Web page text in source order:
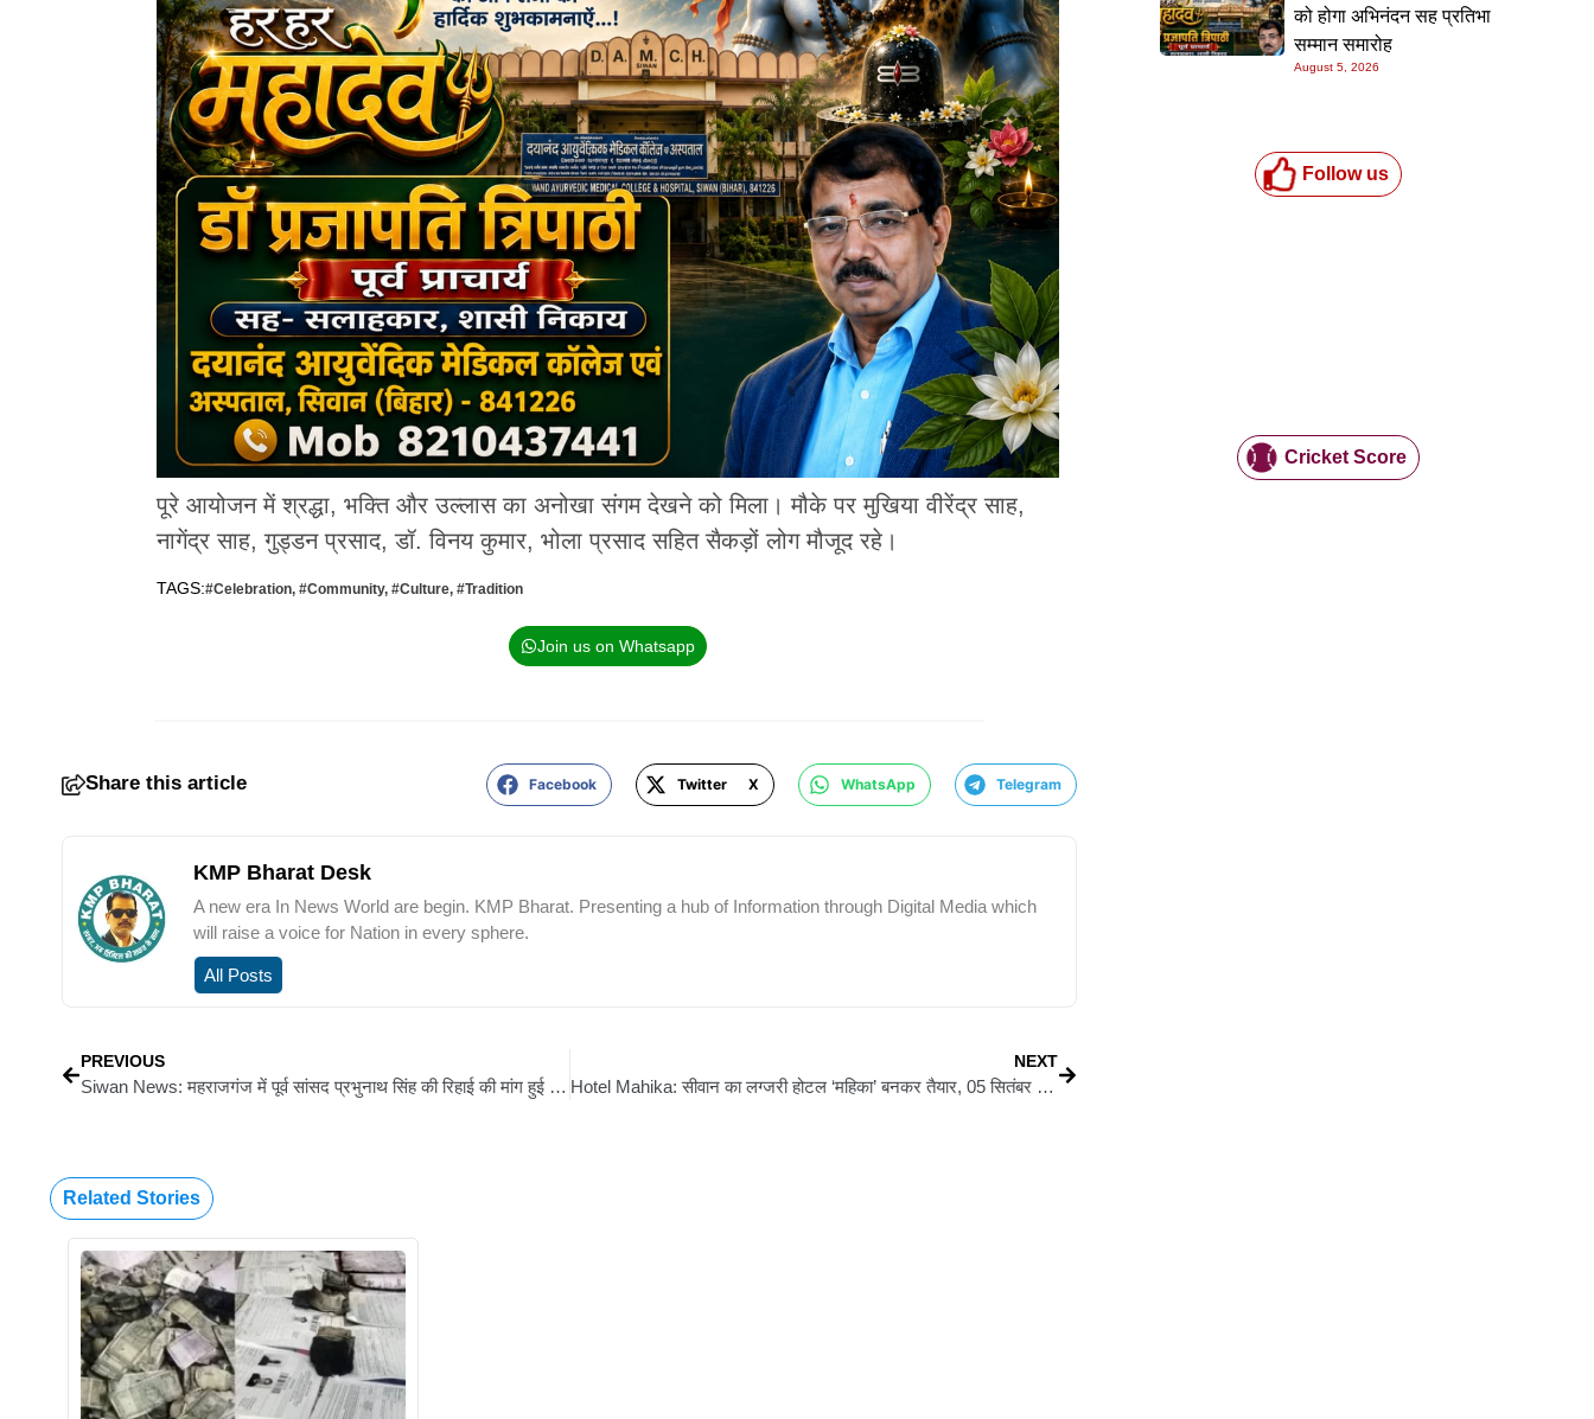
पूरे आयोजन में श्रद्धा, भक्ति और उल्लास का अनोखा संगम देखने को मिला। मौके पर मुखिया वीरेंद्र साह,
नागेंद्र साह, गुड्डन प्रसाद, डॉ. विनय कुमार, भोला प्रसाद सहित सैकड़ों लोग मौजूद रहे।
TAGS:#Celebration, #Community, #Culture, #Tradition
Join us on Whatsapp
Share this article Facebook Twitter X WhatsApp Telegram
KMP Bharat Desk
A new era In News World are begin. KMP Bharat. Presenting a hub of Information through Digital Media which
will raise a voice for Nation in every sphere.
All Posts
PREVIOUS
Siwan News: महराजगंज में पूर्व सांसद प्रभुनाथ सिंह की रिहाई की मांग हुई तेज
NEXT
Hotel Mahika: सीवान का लग्जरी होटल ‘महिका’ बनकर तैयार, 05 सितंबर को होगा भव्य उद्घाटन
को होगा अभिनंदन सह प्रतिभा
सम्मान समारोह
August 5, 2026
Follow us
Cricket Score
Related Stories